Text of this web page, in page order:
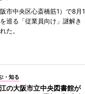
市中央区心斎橋筋1）で8月1
巡る「従業員向け」謎解き
た。
・知る
の大阪市立中央図書館が